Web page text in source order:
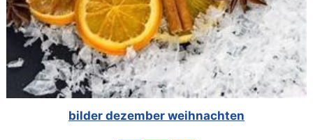
bilder dezember weihnachten